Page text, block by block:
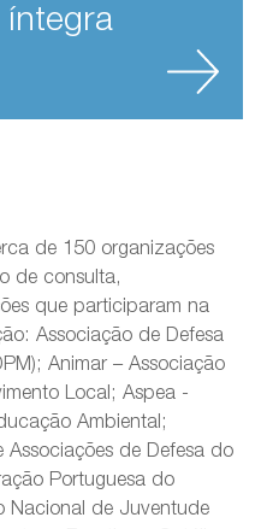
de 150 organizações
de consulta,
que participaram na
Associação de Defesa
Animar – Associação
Local; Aspea -
Ambiental;
de Defesa do
Portuguesa do
Nacional de Juventude